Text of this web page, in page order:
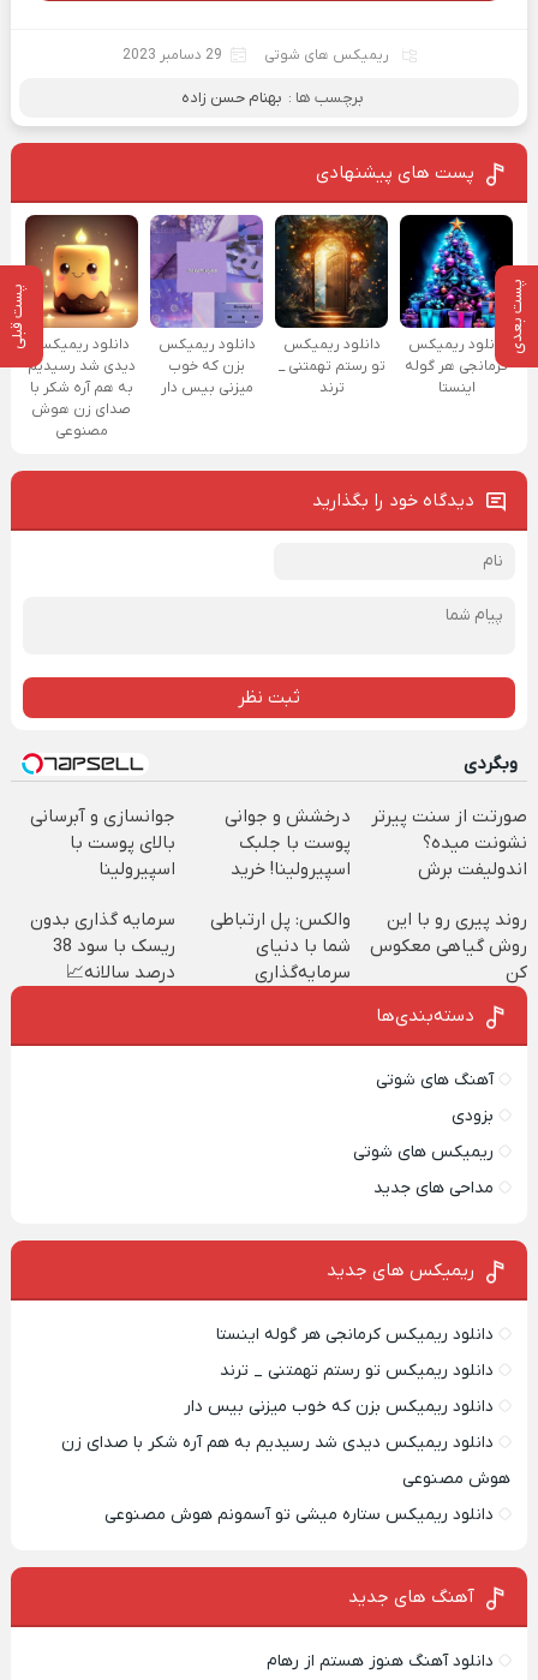
پست بعدی پست قبلی
ریمیکس های شوتی 29 دسامبر 2023
برچسب ها : بهنام حسن زاده
پست های پیشنهادی
دانلود ریمیکس
کرمانجی هر گوله
اینستا
دانلود ریمیکس
تو رستم تهمتنی _
ترند
دانلود ریمیکس
بزن که خوب
میزنی بیس دار
دانلود ریمیکس
دیدی شد رسیدیم
به هم آره شکر با
صدای زن هوش
مصنوعی
دیدگاه خود را بگذارید
ثبت نظر
وبگردی
صورتت از سنت پیرتر
نشونت میده؟
اندولیفت برش
درخشش و جوانی
پوست با جلبک
اسپیرولینا! خرید
ویژه
جوانسازی و آبرسانی
بالای پوست با
اسپیرولینا
روند پیری رو با این
روش گیاهی معکوس
کن
والکس: پل ارتباطی
شما با دنیای
سرمایه‌گذاری
سرمایه گذاری بدون
ریسک با سود 38
درصد سالانه📈
دسته‌بندی‌ها
آهنگ های شوتی
بزودی
ریمیکس های شوتی
مداحی های جدید
ریمیکس‌ های جدید
دانلود ریمیکس کرمانجی هر گوله اینستا
دانلود ریمیکس تو رستم تهمتنی _ ترند
دانلود ریمیکس بزن که خوب میزنی بیس دار
دانلود ریمیکس دیدی شد رسیدیم به هم آره شکر با صدای زن
هوش مصنوعی
دانلود ریمیکس ستاره میشی تو آسمونم هوش مصنوعی
آهنگ های جدید
دانلود آهنگ هنوز هستم از رهام